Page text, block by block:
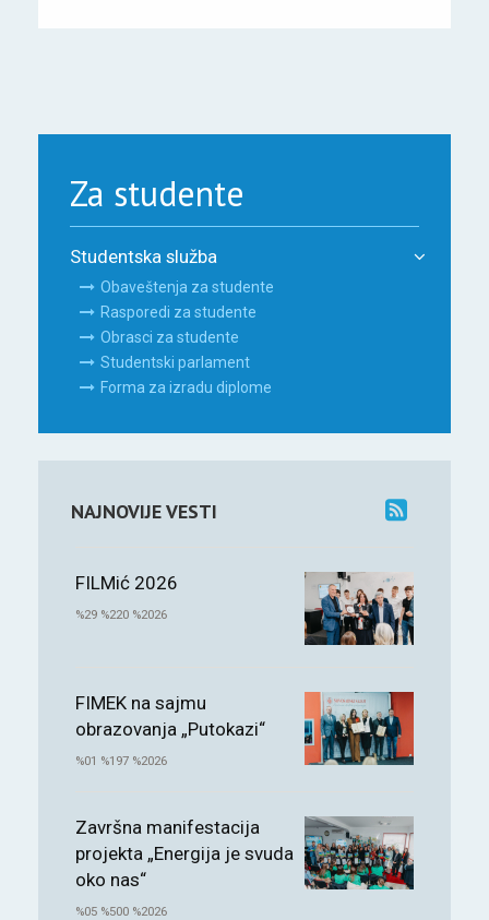
Za studente
Studentska služba
Obaveštenja za studente
Rasporedi za studente
Obrasci za studente
Studentski parlament
Forma za izradu diplome
NAJNOVIJE VESTI
FILMić 2026
%29 %220 %2026
FIMEK na sajmu
obrazovanja „Putokazi“
%01 %197 %2026
Završna manifestacija
projekta „Energija je svuda
oko nas“
%05 %500 %2026